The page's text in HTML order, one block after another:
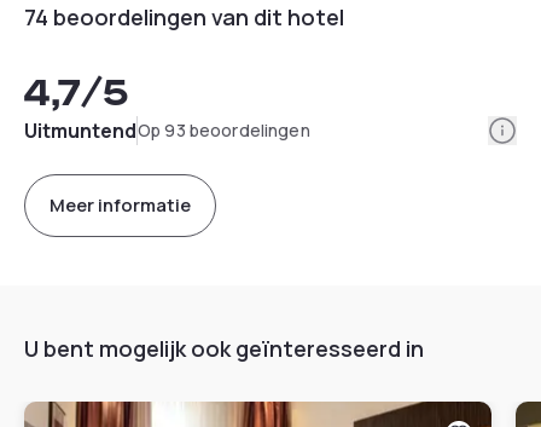
74 beoordelingen van dit hotel
4,7/5
UitmuntendOp 93 beoordelingen
Meer informatie
U bent mogelijk ook geïnteresseerd in